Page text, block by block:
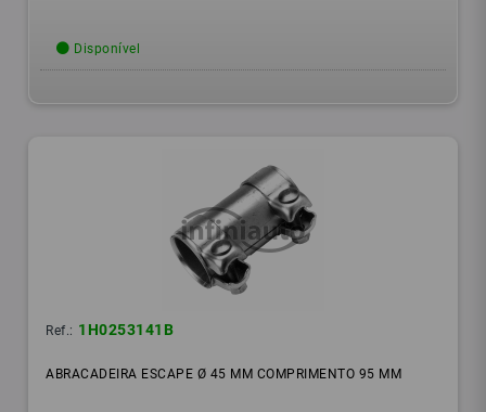
Disponível
Ref.: 1H0253141B
ABRACADEIRA ESCAPE Ø 45 MM COMPRIMENTO 95 MM